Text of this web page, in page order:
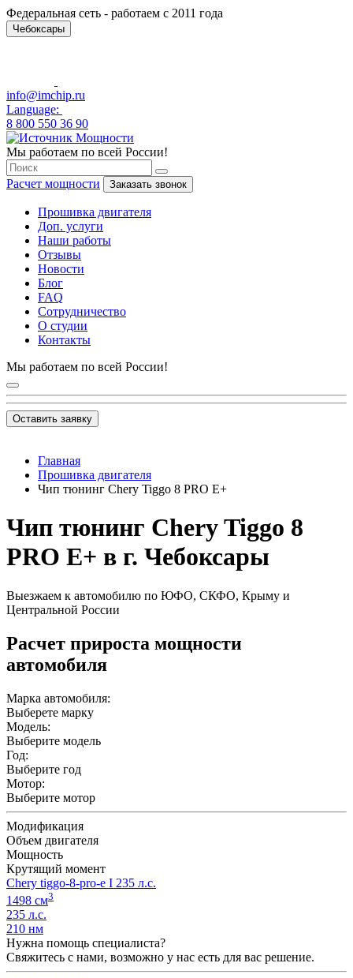
Федеральная сеть - работаем с 2011 года
Чебоксары
info@imchip.ru
Language:
8 800 550 36 90
Мы работаем по всей России!
Расчет мощности Заказать звонок
Прошивка двигателя
Доп. услуги
Наши работы
Отзывы
Новости
Блог
FAQ
Сотрудничество
О студии
Контакты
Мы работаем по всей России!
Оставить заявку
Главная
Прошивка двигателя
Чип тюнинг Chery Tiggo 8 PRO E+
Чип тюнинг Chery Tiggo 8
PRO E+ в г. Чебоксары
Выезжаем к автомобилю по ЮФО, СКФО, Крыму и
Центральной России
Расчет прироста мощности
автомобиля
Марка автомобиля:
Выберете марку
Модель:
Выберите модель
Год:
Выберите год
Мотор:
Выберите мотор
Модификация
Объем двигателя
Мощность
Крутящий момент
Chery tiggo-8-pro-e I 235 л.с.
1498 см3
235 л.с.
210 нм
Нужна помощь специалиста?
Свяжитесь с нами, возможно у нас есть для вас решение.